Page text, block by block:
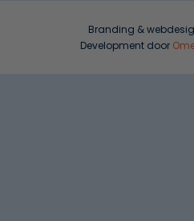
Branding &
Development door